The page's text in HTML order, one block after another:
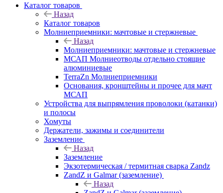
Каталог товаров
Назад
Каталог товаров
Молниеприемники: мачтовые и стержневые
Назад
Молниеприемники: мачтовые и стержневые
МСАП Молниеотводы отдельно стоящие
алюминиевые
TerraZn Молниеприемники
Основания, кронштейны и прочее для мачт
МСАП
Устройства для выпрямления проволоки (катанки)
и полосы
Хомуты
Держатели, зажимы и соединители
Заземление
Назад
Заземление
Экзотермическая / термитная сварка Zandz
ZandZ и Galmar (заземление)
Назад